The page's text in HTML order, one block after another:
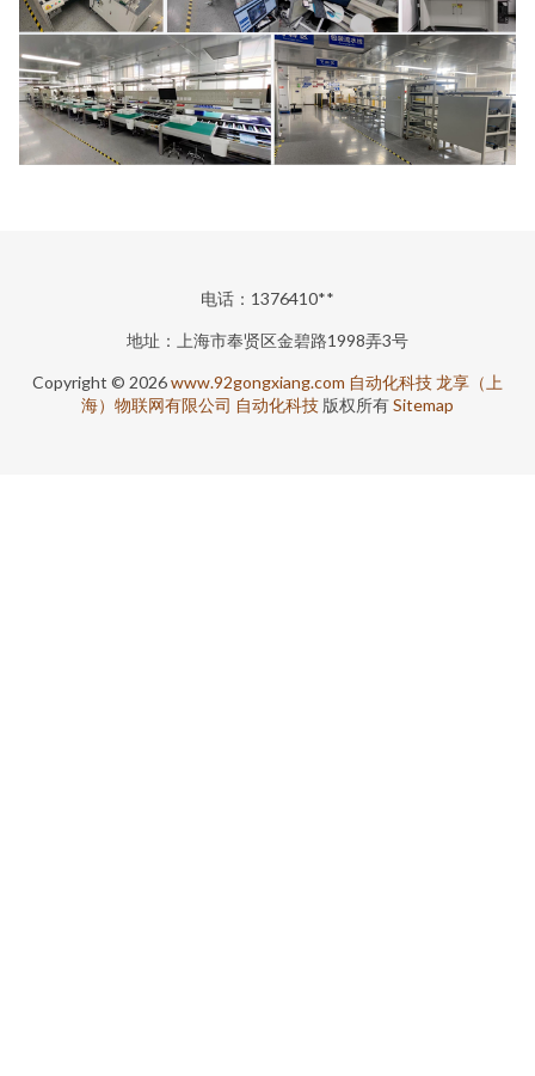
电话：1376410**
地址：上海市奉贤区金碧路1998弄3号
Copyright © 2026www.92gongxiang.com 自动化科技龙享（上
海）物联网有限公司 自动化科技 版权所有Sitemap